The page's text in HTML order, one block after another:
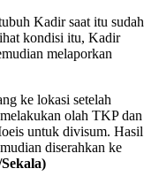
Kadir saat itu sudah
kondisi itu, Kadir
melaporkan
ke lokasi setelah
olah TKP dan
untuk divisum. Hasil
diserahkan ke